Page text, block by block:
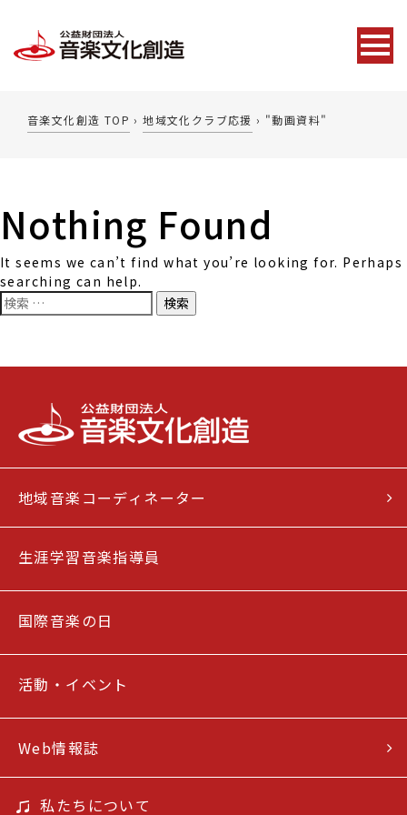
音楽文化創造 TOP ›地域文化クラブ応援 › "動画資料"
Nothing Found
It seems we can’t find what you’re looking for. Perhaps
searching can help.
検
索:
地域音楽コーディネーター
生涯学習音楽指導員
国際音楽の日
活動・イベント
Web情報誌
私たちについて